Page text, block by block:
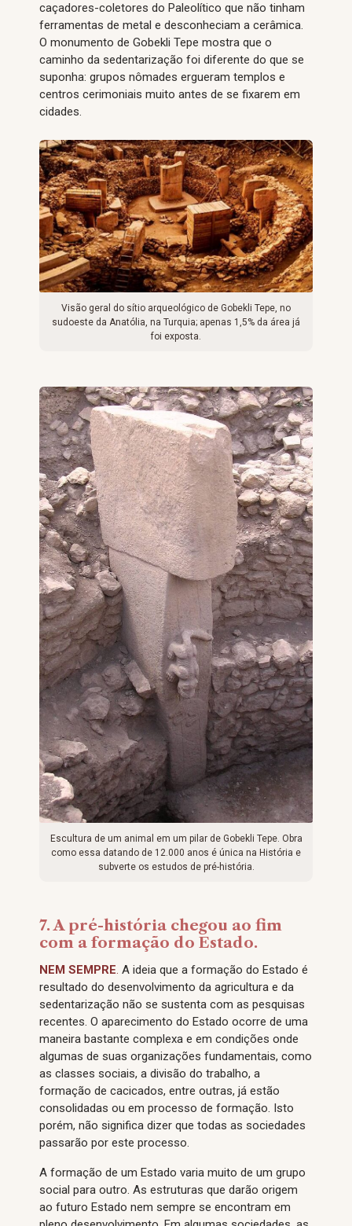
caçadores-coletores do Paleolítico que não tinham
ferramentas de metal e desconheciam a cerâmica.
O monumento de Gobekli Tepe mostra que o
caminho da sedentarização foi diferente do que se
suponha: grupos nômades ergueram templos e
centros cerimoniais muito antes de se fixarem em
cidades.
Visão geral do sítio arqueológico de Gobekli Tepe, no
sudoeste da Anatólia, na Turquia; apenas 1,5% da área já
foi exposta.
Escultura de um animal em um pilar de Gobekli Tepe. Obra
como essa datando de 12.000 anos é única na História e
subverte os estudos de pré-história.
7. A pré-história chegou ao fim
com a formação do Estado.
NEM SEMPRE. A ideia que a formação do Estado é
resultado do desenvolvimento da agricultura e da
sedentarização não se sustenta com as pesquisas
recentes. O aparecimento do Estado ocorre de uma
maneira bastante complexa e em condições onde
algumas de suas organizações fundamentais, como
as classes sociais, a divisão do trabalho, a
formação de cacicados, entre outras, já estão
consolidadas ou em processo de formação. Isto
porém, não significa dizer que todas as sociedades
passarão por este processo.
A formação de um Estado varia muito de um grupo
social para outro. As estruturas que darão origem
ao futuro Estado nem sempre se encontram em